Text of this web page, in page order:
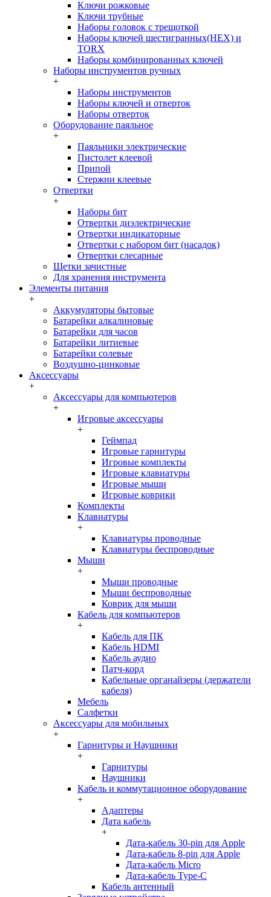
Ключи рожковые
Ключи трубные
Наборы головок c трещоткой
Наборы ключей шестигранных(HEX) и
TORX
Наборы комбинированных ключей
Наборы инструментов ручных
+
Наборы инструментов
Наборы ключей и отверток
Наборы отверток
Оборудование паяльное
+
Паяльники электрические
Пистолет клеевой
Припой
Стержни клеевые
Отвертки
+
Наборы бит
Отвертки диэлектрические
Отвертки индикаторные
Отвертки с набором бит (насадок)
Отвертки слесарные
Щетки зачистные
Для хранения инструмента
Элементы питания
+
Аккумуляторы бытовые
Батарейки алкалиновые
Батарейки для часов
Батарейки литиевые
Батарейки солевые
Воздушно-цинковые
Аксессуары
+
Аксессуары для компьютеров
+
Игровые аксессуары
+
Геймпад
Игровые гарнитуры
Игровые комплекты
Игровые клавиатуры
Игровые мыши
Игровые коврики
Комплекты
Клавиатуры
+
Клавиатуры проводные
Клавиатуры беспроводные
Мыши
+
Мыши проводные
Мыши беспроводные
Коврик для мыши
Кабель для компьютеров
+
Кабель для ПК
Кабель HDMI
Кабель аудио
Патч-корд
Кабельные органайзеры (держатели
кабеля)
Мебель
Салфетки
Аксессуары для мобильных
+
Гарнитуры и Наушники
+
Гарнитуры
Наушники
Кабель и коммутационное оборудование
+
Адаптеры
Дата кабель
+
Дата-кабель 30-pin для Apple
Дата-кабель 8-pin для Apple
Дата-кабель Micro
Дата-кабель Type-C
Кабель антенный